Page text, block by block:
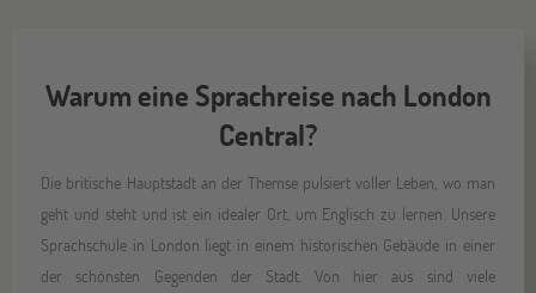
Warum eine Sprachreise nach London
Central?
Die britische Hauptstadt an der Themse pulsiert voller Leben, wo man
geht und steht und ist ein idealer Ort, um Englisch zu lernen. Unsere
Sprachschule in London liegt in einem historischen Gebäude in einer
der schönsten Gegenden der Stadt. Von hier aus sind viele